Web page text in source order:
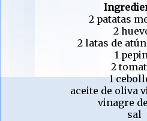
2 patatas
2
2 latas de
1
2
1
aceite de oliva
vinagre
sal